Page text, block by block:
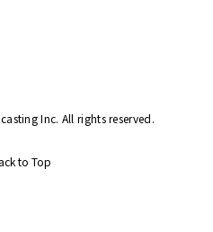
Inc. All rights reserved.
to Top